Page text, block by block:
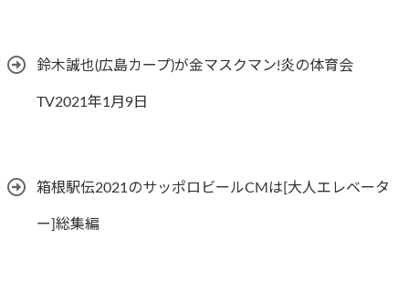
鈴木誠也(広島カープ)が金マスクマン!炎の体育会
TV2021年1月9日
箱根駅伝2021のサッポロビールCMは[大人エレベータ
ー]総集編